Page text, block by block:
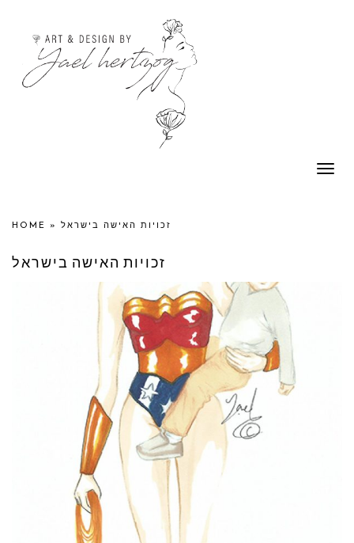
HOME » זכויות האישה בישראל
זכויות האישה בישראל
למה אני לא חוגגת את יום
האישה הבינלאומי
בשיא הרצינות עכשיו, האם זאת רק אני
שנדמה לה שקם איזה פוליטיקאי יום אחד
והחליט
Read More »